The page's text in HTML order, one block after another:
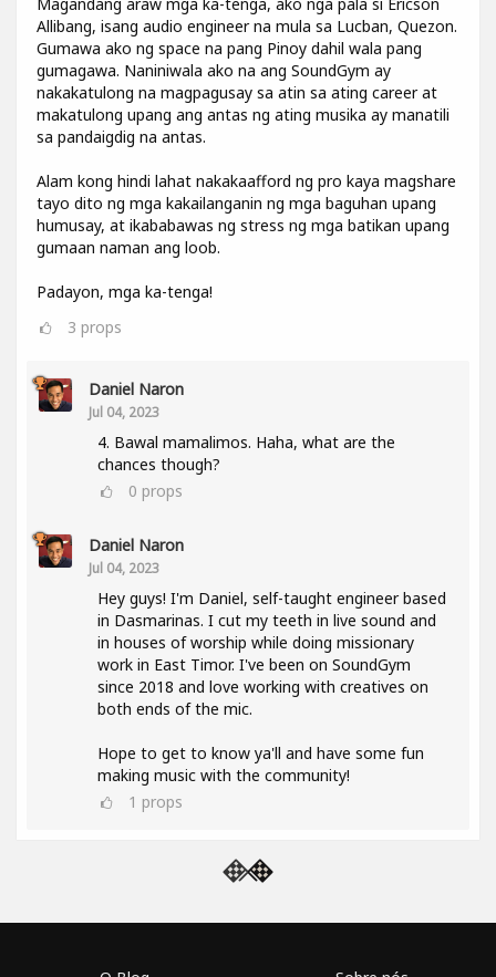
Allibang, isang audio engineer na mula sa Lucban, Quezon.
Gumawa ako ng space na pang Pinoy dahil wala pang
gumagawa. Naniniwala ako na ang SoundGym ay
nakakatulong na magpagusay sa atin sa ating career at
makatulong upang ang antas ng ating musika ay manatili
sa pandaigdig na antas.
Alam kong hindi lahat nakakaafford ng pro kaya magshare
tayo dito ng mga kakailanganin ng mga baguhan upang
humusay, at ikababawas ng stress ng mga batikan upang
gumaan naman ang loob.
Padayon, mga ka-tenga!
3 props
Daniel Naron
Jul 04, 2023
4. Bawal mamalimos. Haha, what are the
chances though?
0 props
Daniel Naron
Jul 04, 2023
Hey guys! I'm Daniel, self-taught engineer based
in Dasmarinas. I cut my teeth in live sound and
in houses of worship while doing missionary
work in East Timor. I've been on SoundGym
since 2018 and love working with creatives on
both ends of the mic.
Hope to get to know ya'll and have some fun
making music with the community!
1 props